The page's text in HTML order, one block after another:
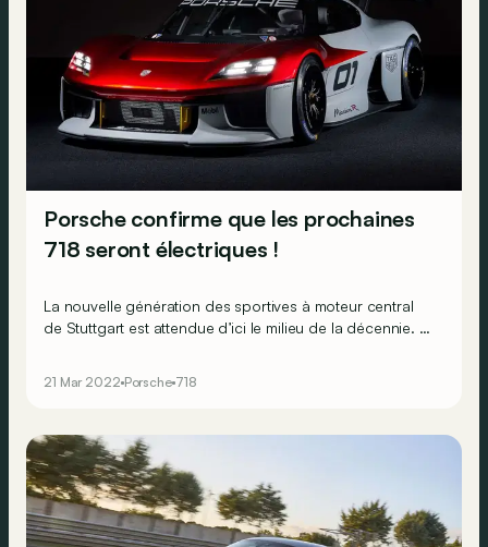
Porsche confirme que les prochaines
718 seront électriques !
La nouvelle génération des sportives à moteur central
de Stuttgart est attendue d’ici le milieu de la décennie. Et
21 Mar 2022 Porsche 718